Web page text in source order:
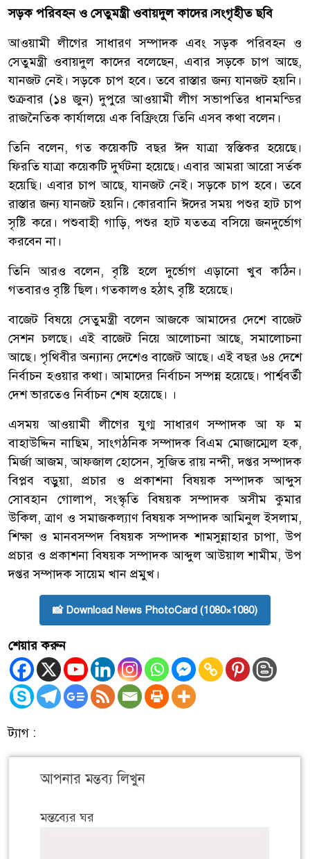
সড়ক পরিবহন ও সেতুমন্ত্রী ওবায়দুল কাদের।সংগৃহীত ছবি
আওয়ামী লীগের সাধারণ সম্পাদক এবং সড়ক পরিবহন ও
সেতুমন্ত্রী ওবায়দুল কাদের বলেছেন, এবার সড়কে চাপ আছে,
যানজট নেই। সড়কে চাপ হবে। তবে রাস্তার জন্য যানজট হয়নি।
শুক্রবার (১৪ জুন) দুপুরে আওয়ামী লীগ সভাপতির ধানমন্ডির
রাজনৈতিক কার্যালয়ে এক বিফ্রিংয়ে তিনি এসব কথা বলেন।
তিনি বলেন, গত কয়েকটি বছর ঈদ যাত্রা স্বস্তিকর হয়েছে।
ফিরতি যাত্রা কয়েকটি দুর্ঘটনা হয়েছে। এবার আমরা আরো সর্তক
হয়েছি। এবার চাপ আছে, যানজট নেই। সড়কে চাপ হবে। তবে
রাস্তার জন্য যানজট হয়নি। কোরবানি ঈদের সময় পশুর হাট চাপ
সৃষ্টি করে। পশুবাহী গাড়ি, পশুর হাট যততত্র বসিয়ে জনদুর্ভোগ
করবেন না।
তিনি আরও বলেন, বৃষ্টি হলে দুর্ভোগ এড়ানো খুব কঠিন।
গতবারও বৃষ্টি ছিল। গতকালও হঠাৎ বৃষ্টি হয়েছে।
বাজেট বিষয়ে সেতুমন্ত্রী বলেন আজকে আমাদের দেশে বাজেট
সেশন চলছে। এই বাজেট নিয়ে আলোচনা আছে, সমালোচনা
আছে। পৃথিবীর অন্যান্য দেশেও বাজেট আছে। এই বছর ৬৪ দেশে
নির্বাচন হওয়ার কথা। আমাদের নির্বাচন সম্পন্ন হয়েছে। পার্শ্ববর্তী
দেশ ভারতেও নির্বাচন শেষ হয়েছে। ।
এসময় আওয়ামী লীগের যুগ্ম সাধারণ সম্পাদক আ ফ ম
বাহাউদ্দিন নাছিম, সাংগঠনিক সম্পাদক বিএম মোজাম্মেল হক,
মির্জা আজম, আফজাল হোসেন, সুজিত রায় নন্দী, দপ্তর সম্পাদক
বিপ্লব বড়ুয়া, প্রচার ও প্রকাশনা বিষয়ক সম্পাদক আব্দুস
সোবহান গোলাপ, সংস্কৃতি বিষয়ক সম্পাদক অসীম কুমার
উকিল, ত্রাণ ও সমাজকল্যাণ বিষয়ক সম্পাদক আমিনুল ইসলাম,
শিক্ষা ও মানবসম্পদ বিষয়ক সম্পাদক শামসুন্নাহার চাপা, উপ
প্রচার ও প্রকাশনা বিষয়ক সম্পাদক আব্দুল আউয়াল শামীম, উপ
দপ্তর সম্পাদক সায়েম খান প্রমুখ।
📸 Download News PhotoCard (1080×1080)
শেয়ার করুন
ট্যাগ :
আপনার মন্তব্য লিখুন
মন্তব্যের ঘর